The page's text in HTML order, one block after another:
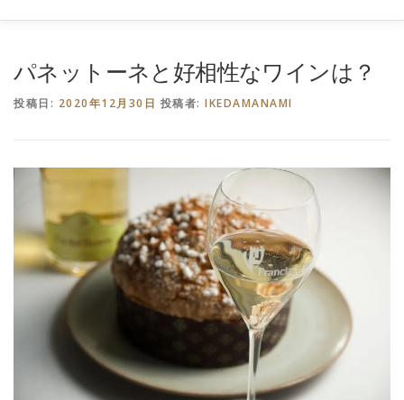
パネットーネと好相性なワインは？
投稿日: 2020年12月30日 投稿者: IKEDAMANAMI